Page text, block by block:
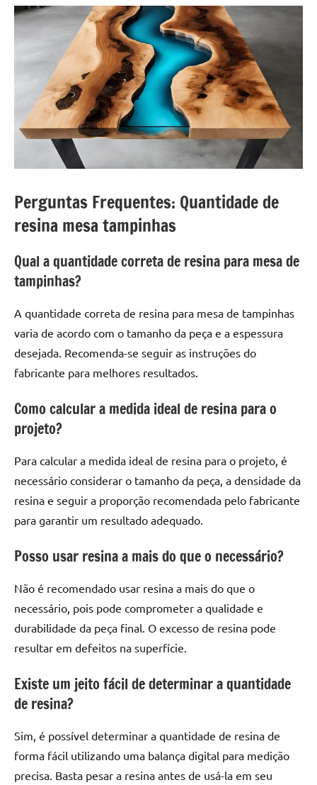
e
mesas
tampinhas
resinadas.
Perguntas Frequentes: Quantidade de
resina mesa tampinhas
Qual a quantidade correta de resina para mesa de
tampinhas?
A quantidade correta de resina para mesa de tampinhas
varia de acordo com o tamanho da peça e a espessura
desejada. Recomenda-se seguir as instruções do
fabricante para melhores resultados.
Como calcular a medida ideal de resina para o
projeto?
Para calcular a medida ideal de resina para o projeto, é
necessário considerar o tamanho da peça, a densidade da
resina e seguir a proporção recomendada pelo fabricante
para garantir um resultado adequado.
Posso usar resina a mais do que o necessário?
Não é recomendado usar resina a mais do que o
necessário, pois pode comprometer a qualidade e
durabilidade da peça final. O excesso de resina pode
resultar em defeitos na superfície.
Existe um jeito fácil de determinar a quantidade
de resina?
Sim, é possível determinar a quantidade de resina de
forma fácil utilizando uma balança digital para medição
precisa. Basta pesar a resina antes de usá-la em seu